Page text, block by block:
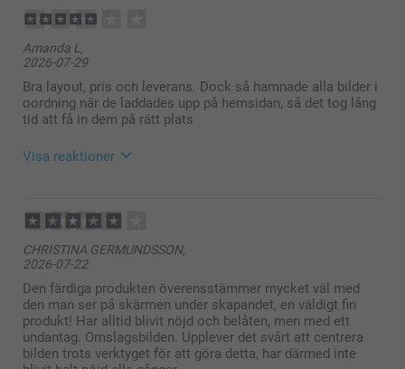
12:13
Stort tack för dina ⭐️⭐️⭐️⭐️⭐️ och omdöme av våra
fotoböcker. Det är ett så fint sätt att samla ihop sina
minnen och skapa sin egen berättelse i bilder. Tack
för att du valt att beställa hos oss.
Soliga hälsningar
Kirsi @smartphoto
Amanda L,
2026-07-29
Bra layout, pris och leverans. Dock så hamnade alla bilder i
oordning när de laddades upp på hemsidan, så det tog lång
tid att få in dem på rätt plats
Visa reaktioner
12:12
Vad roligt att du blev nöjd med layouten, priset och
leveransen av din fotobok!
Samtidigt förstår vi verkligen att det blev
tidskrävande och frustrerande när bilderna hamnade
i oordning.
CHRISTINA GERMUNDSSON,
2026-07-22
Den färdiga produkten överensstämmer mycket väl med
den man ser på skärmen under skapandet, en väldigt fin
produkt! Har alltid blivit nöjd och belåten, men med ett
undantag. Omslagsbilden. Upplever det svårt att centrera
bilden trots verktyget för att göra detta, har därmed inte